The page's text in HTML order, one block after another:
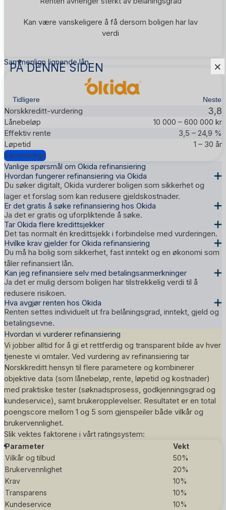
×
PÅ DENNE SIDEN
Tidligere Neste
Kan være vanskeligere å få dersom boligen har lav
verdi
Sammenlign lignende lån
3,8
10 000 – 600 000 kr
3,5 – 24,9 %
1 – 30 år
Sammenlign
Vanlige spørsmål om Okida refinansiering
Hvordan fungerer refinansiering via Okida
Du søker digitalt, Okida vurderer boligen som sikkerhet og
lager et forslag som kan redusere gjeldskostnader.
Er det gratis å søke refinansiering hos Okida
Ja det er gratis og uforpliktende å søke.
Tar Okida flere kredittsjekker
Det tas normalt én kredittsjekk i forbindelse med vurderingen.
Hvilke krav gjelder for Okida refinansiering
Du må ha bolig som sikkerhet, fast inntekt og en økonomi som
tåler refinansiert lån.
Kan jeg refinansiere selv med betalingsanmerkninger
Ja det er mulig dersom boligen har tilstrekkelig verdi til å
redusere risikoen.
Hva avgjør renten hos Okida
Renten settes individuelt ut fra belåningsgrad, inntekt, gjeld og
betalingsevne.
Hvordan vi vurderer refinansiering
Vi jobber alltid for å gi et rettferdig og transparent bilde av hver
tjeneste vi omtaler. Ved vurdering av refinansiering tar
Norskkreditt hensyn til flere parametere og kombinerer
objektive data (som lånebeløp, rente, løpetid og kostnader)
med praktiske tester (søknadsprosess, godkjenningsgrad og
kundeservice), samt brukeropplevelser. Resultatet er en total
poengscore mellom 1 og 5 som gjenspeiler både vilkår og
brukervennlighet.
Slik vektes faktorene i vårt ratingsystem:
Parameter
Vekt
Vilkår og tilbud
50%
Brukervennlighet
20%
Krav
10%
Transparens
10%
Kundeservice
10%